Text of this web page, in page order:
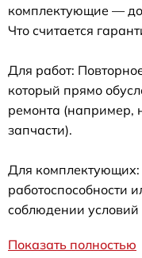
комплектующие —
Что считается
Для работ:
который прямо
ремонта (например,
запчасти).
Для комплектующих:
работоспособности
соблюдении условий
Показать полностью